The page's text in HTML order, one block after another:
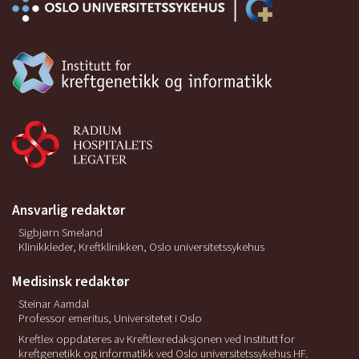
Norman SA, Russel Locario A, Potashnik SL,
treatment, and symptoms. J Clin Oncol
2009;27:390-397.
Overgaard M. Treatment morbidity
associated with the management of the
axilla in breast-conserving therapy. Acta
Ansvarlig redaktør
Sigbjørn Smeland
Klinikkleder, Kreftklinikken, Oslo universitetssykehus
Medisinsk redaktør
Steinar Aamdal
Professor emeritus, Universitetet i Oslo
Kreftlex oppdateres av Kreftlexredaksjonen ved Institutt for
kreftgenetikk og informatikk ved Oslo universitetssykehus HF.